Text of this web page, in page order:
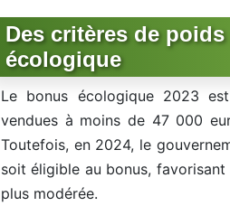
Des critères de
écologique
Le bonus écologique 2023
vendues à moins de 47 000
Toutefois, en 2024, le
soit éligible au bonus,
plus modérée.